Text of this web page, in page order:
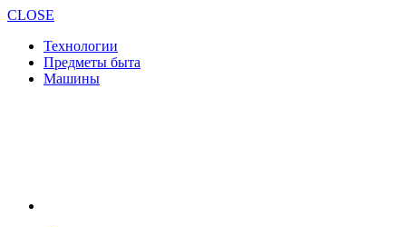
CLOSE
Технологии
Предметы быта
Машины